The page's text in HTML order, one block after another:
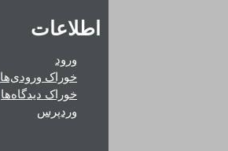
اطلاعات
ورود
خوراک ورودی‌ها
خوراک دیدگاه‌ها
وردپرس